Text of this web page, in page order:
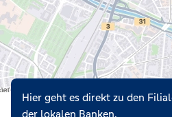
Hier geht es direkt zu den
der lokalen Banken.